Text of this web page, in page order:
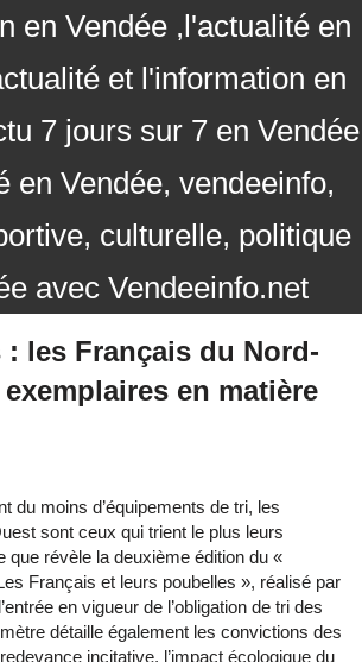
en Vendée ,l'actualité en
et l'information en
7 jours sur 7 en Vendée
en Vendée, vendeeinfo,
culturelle, politique
avec Vendeeinfo.net
les Français du Nord-
en matière
du moins d’équipements de tri, les
sont ceux qui trient le plus leurs
que révèle la deuxième édition du «
Français et leurs poubelles », réalisé par
en vigueur de l’obligation de tri des
détaille également les convictions des
incitative, l’impact écologique du